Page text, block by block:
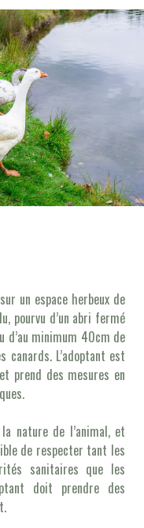
un espace herbeux de
pourvu d’un abri fermé
d’au minimum 40cm de
L’adoptant est
prend des mesures en
nature de l’animal, et
de respecter tant les
sanitaires que les
doit prendre des